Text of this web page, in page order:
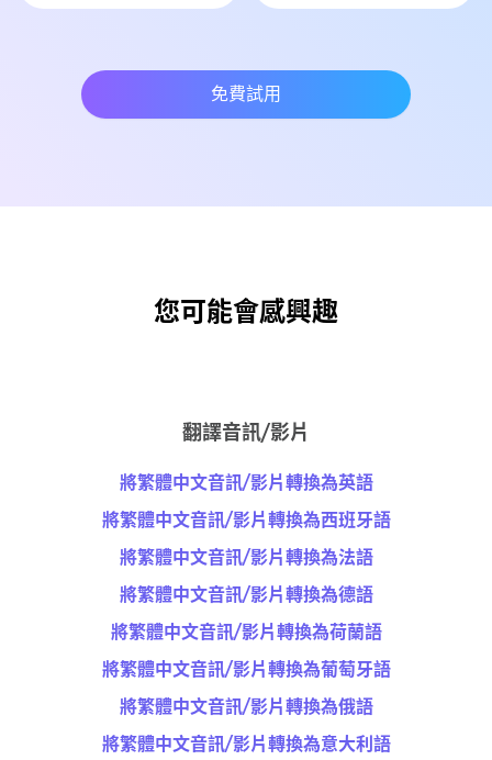
免費試用
您可能會感興趣
翻譯音訊/影片
將繁體中文音訊/影片轉換為英語
將繁體中文音訊/影片轉換為西班牙語
將繁體中文音訊/影片轉換為法語
將繁體中文音訊/影片轉換為德語
將繁體中文音訊/影片轉換為荷蘭語
將繁體中文音訊/影片轉換為葡萄牙語
將繁體中文音訊/影片轉換為俄語
將繁體中文音訊/影片轉換為意大利語